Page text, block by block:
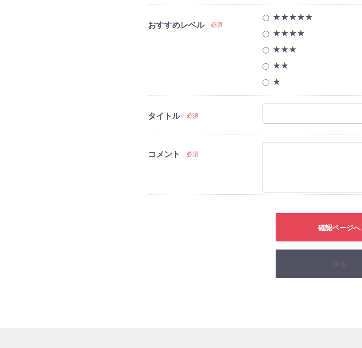
おすすめレベル 必須
★★★★★
★★★★
★★★
★★
★
タイトル 必須
コメント 必須
確認ページへ